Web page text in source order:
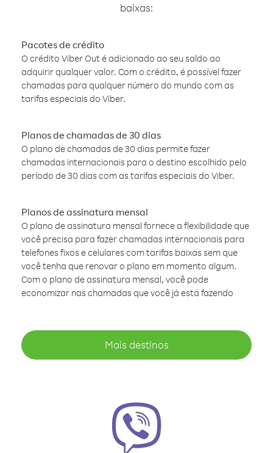
baixas:
Pacotes de crédito
O crédito Viber Out é adicionado ao seu saldo ao
adquirir qualquer valor. Com o crédito, é possível fazer
chamadas para qualquer número do mundo com as
tarifas especiais do Viber.
Planos de chamadas de 30 dias
O plano de chamadas de 30 dias permite fazer
chamadas internacionais para o destino escolhido pelo
período de 30 dias com as tarifas especiais do Viber.
Planos de assinatura mensal
O plano de assinatura mensal fornece a flexibilidade que
você precisa para fazer chamadas internacionais para
telefones fixos e celulares com tarifas baixas sem que
você tenha que renovar o plano em momento algum.
Com o plano de assinatura mensal, você pode
economizar nas chamadas que você já está fazendo
Mais destinos